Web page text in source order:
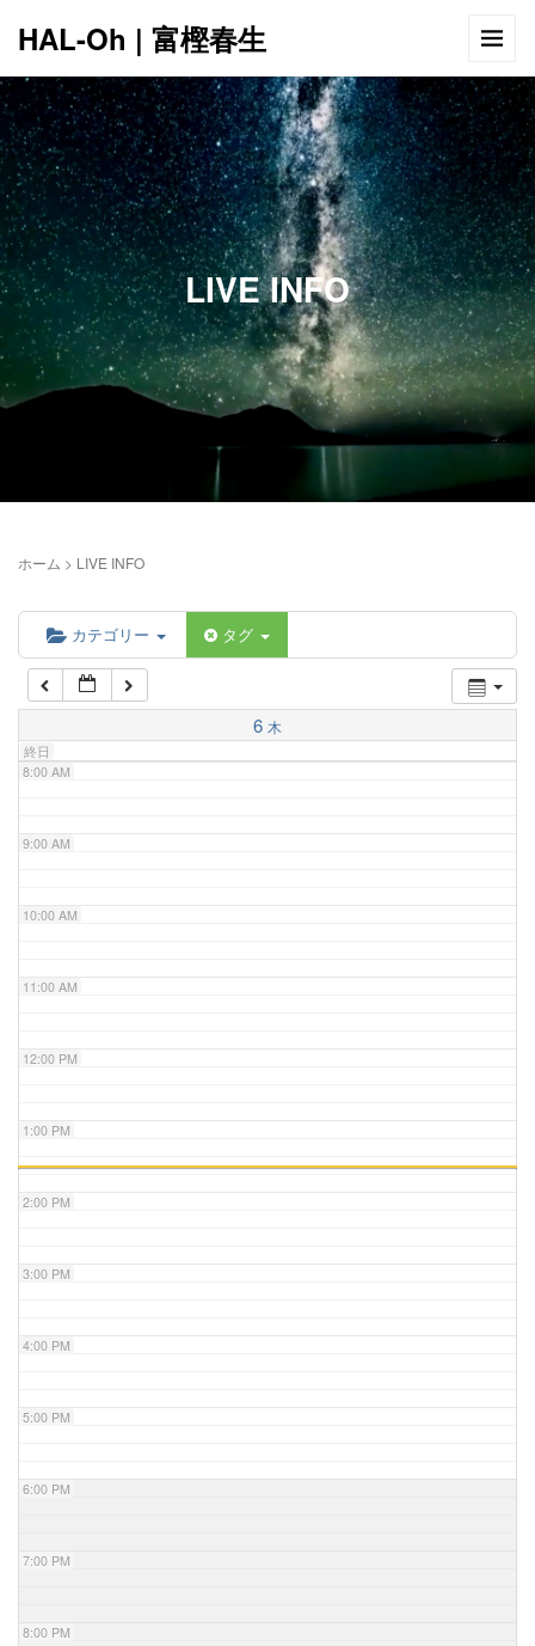
HAL-Oh | 富樫春生
LIVE INFO
ホーム > LIVE INFO
カテゴリー タグ
6 木
終日
12:00 AM
1:00 AM
2:00 AM
5:00 AM
6:00 AM
7:00 AM
8:00 AM
9:00 AM
10:00 AM
11:00 AM
12:00 PM
1:00 PM
2:00 PM
3:00 PM
4:00 PM
5:00 PM
6:00 PM
7:00 PM
8:00 PM